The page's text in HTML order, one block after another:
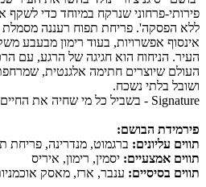
פירותי-פרחוני שנרקח במיוחד כדי לשקף
ללא הפסקה'. פריחת תפוח רעננה
אינסוף אפשרויות, בעוד רימון מבעבע
העיר. הניחוח הוא חגיגה של הרגע, עם
העולם שיוצרים חתימה אלגנטית,
ושובל בלתי נשכח.
Signature - בשביל כל מי שחיה את החיים היום כמו שמגיע לה.
פירמידת הבושם:
תווים עליונים: ברגמוט, מנדרינה, פריחת
תווים אמצעיים: יסמין, רימון, איריס
תווים בסיסיים: ענבר, ארז, מאסק